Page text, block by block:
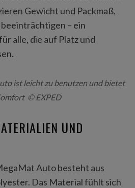
Gewicht und Packmaß,
– ein
alle, die auf Platz und
ist leicht zu benutzen und bietet
© EXPED
UND
Auto besteht aus
Das Material fühlt sich